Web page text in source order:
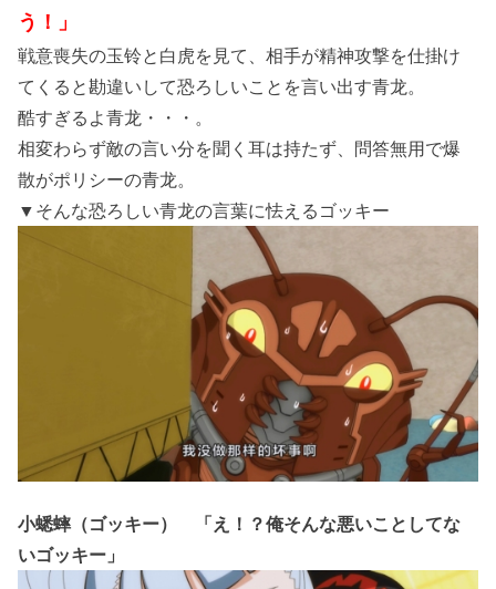
う！」
戦意喪失の玉铃と白虎を見て、相手が精神攻撃を仕掛け
てくると勘違いして恐ろしいことを言い出す青龙。
酷すぎるよ青龙・・・。
相変わらず敵の言い分を聞く耳は持たず、問答無用で爆
散がポリシーの青龙。
▼そんな恐ろしい青龙の言葉に怯えるゴッキー
小蟋蟀（ゴッキー） 「え！？俺そんな悪いことしてな
いゴッキー」